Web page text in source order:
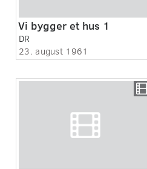
Vi bygger et hus 1
DR
23. august 1961